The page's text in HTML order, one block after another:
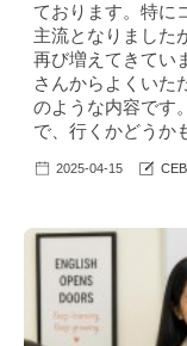
ております。特に
主流となりました
再び増えてきてい
さんからよくいた
のような内容です
で、行くかどうか
2025-04-15